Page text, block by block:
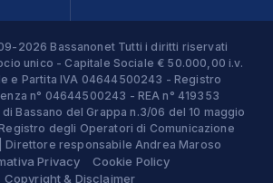
2026 Bassanonet Tutti i diritti riservati
unico - Capitale Sociale € 50.000,00 i.v.
e Partita IVA 04644500243 - Registro
n° 04644500243 - REA n° 419353
Bassano del Grappa n.3/06 del 10 maggio
degli Operatori di Comunicazione
Direttore responsabile Andrea Maroso
Privacy
Cookie Policy
Copyright & Disclaimer